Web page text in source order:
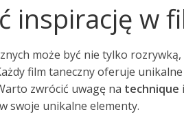
inspirację w
może być nie tylko
film taneczny oferuje
zwrócić uwagę na technique i
swoje unikalne elementy.